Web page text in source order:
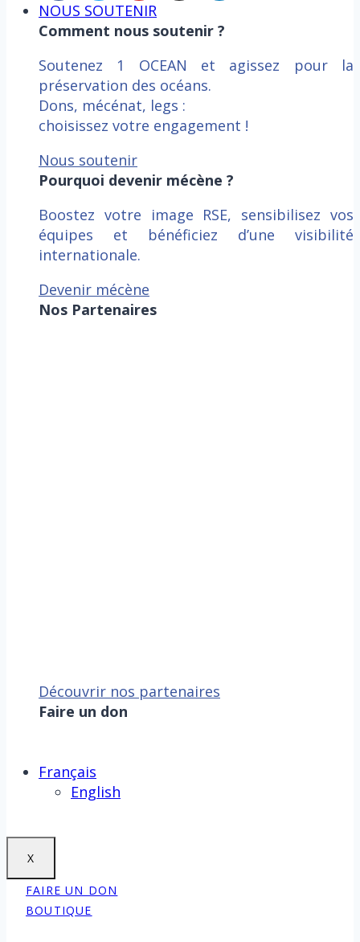
NOUS SOUTENIR
Comment nous soutenir ?
Soutenez 1 OCEAN et agissez pour la
préservation des océans.
Dons, mécénat, legs :
choisissez votre engagement !
Nous soutenir
Pourquoi devenir mécène ?
Boostez votre image RSE, sensibilisez vos
équipes et bénéficiez d’une visibilité
internationale.
Devenir mécène
Nos Partenaires
Découvrir nos partenaires
Faire un don
Français
English
X
FAIRE UN DON
BOUTIQUE